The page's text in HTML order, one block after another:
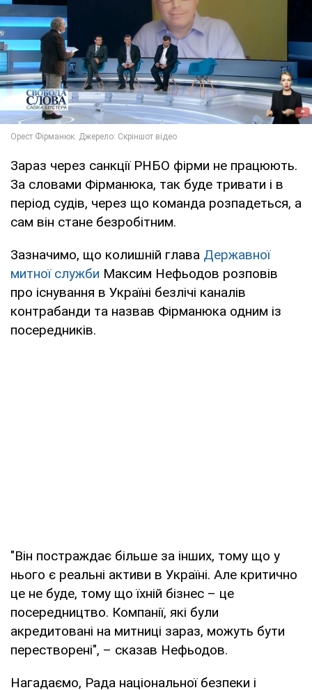
Зараз через санкції РНБО фірми не працюють.
За словами Фірманюка, так буде тривати і в
період судів, через що команда розпадеться, а
сам він стане безробітним.
Зазначимо, що колишній глава Державної
митної служби Максим Нефьодов розповів
про існування в Україні безлічі каналів
контрабанди та назвав Фірманюка одним із
посередників.
"Він постраждає більше за інших, тому що у
нього є реальні активи в Україні. Але критично
це не буде, тому що їхній бізнес – це
посередництво. Компанії, які були
акредитовані на митниці зараз, можуть бути
перестворені", – сказав Нефьодов.
Нагадаємо, Рада національної безпеки і